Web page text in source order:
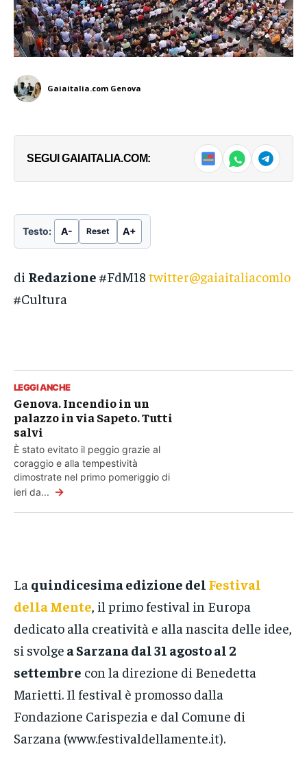
Gaiaitalia.com Genova
SEGUI GAIAITALIA.COM:
Testo: A- Reset A+
di Redazione #FdM18 twitter@gaiaitaliacomlo
#Cultura
LEGGI ANCHE
Genova. Incendio in un
palazzo in via Sapeto. Tutti
salvi
È stato evitato il peggio grazie al
coraggio e alla tempestività
dimostrate nel primo pomeriggio di
ieri da... →
La quindicesima edizione del Festival
della Mente , il primo festival in Europa
dedicato alla creatività e alla nascita delle idee,
si svolge a Sarzana dal 31 agosto al 2
settembre con la direzione di Benedetta
Marietti. Il festival è promosso dalla
Fondazione Carispezia e dal Comune di
Sarzana (www.festivaldellamente.it).